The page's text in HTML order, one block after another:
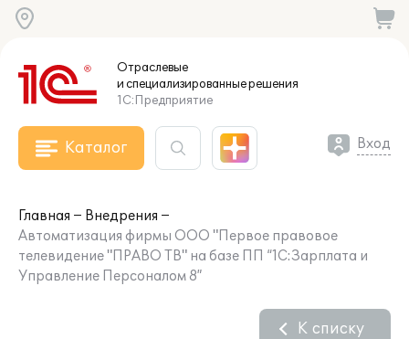
Отраслевые
и специализированныерешения
1С:Предприятие
Каталог Вход
Главная
Внедрения
Автоматизация фирмы ООО "Первое правовое
телевидение "ПРАВО ТВ" на базе ПП “1С:Зарплата и
Управление Персоналом 8”
К списку